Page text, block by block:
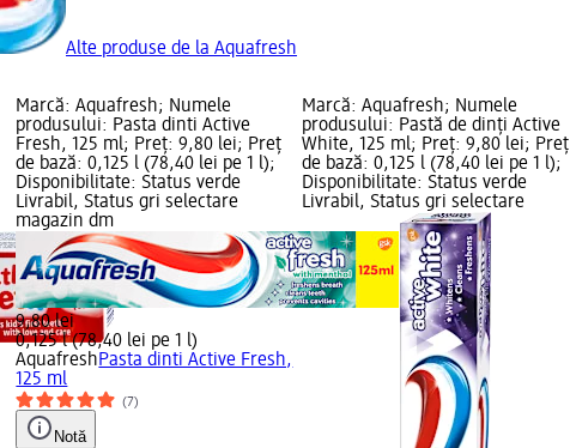
Alte produse de la Aquafresh
Marcă: Aquafresh; Numele
produsului: Pasta dinti Active
Fresh, 125 ml; Preț: 9,80 lei; Preț
de bază: 0,125 l (78,40 lei pe 1 l);
Disponibilitate: Status verde
Livrabil, Status gri selectare
magazin dm
9,80 lei
0,125 l (78,40 lei pe 1 l)
AquafreshPasta dinti Active Fresh,
125 ml
(7)
Notă
Marcă: Aquafresh; Numele
produsului: Pastă de dinți Active
White, 125 ml; Preț: 9,80 lei; Preț
de bază: 0,125 l (78,40 lei pe 1 l);
Disponibilitate: Status verde
Livrabil, Status gri selectare